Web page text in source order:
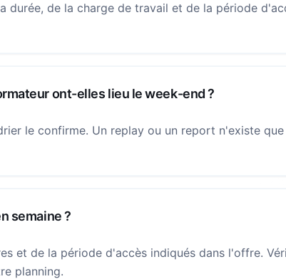
durée, de la charge de travail et de la période
ont-elles lieu le week-end ?
le confirme. Un replay ou un report n'existe
semaine ?
et de la période d'accès indiqués dans l'offre.
planning.